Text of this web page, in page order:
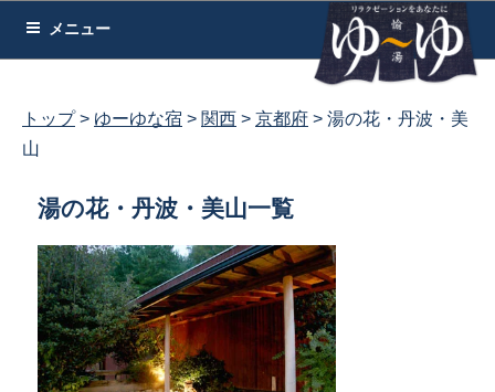
メニュー
トップ ゆーゆな宿 関西 京都府
湯の花・丹波・美
山
湯の花・丹波・美山一覧